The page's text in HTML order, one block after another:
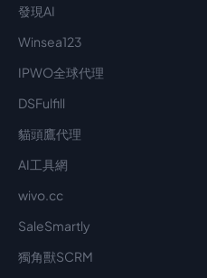
發現AI
Winsea123
IPWO全球代理
DSFulfill
貓頭鷹代理
AI工具網
wivo.cc
SaleSmartly
獨角獸SCRM